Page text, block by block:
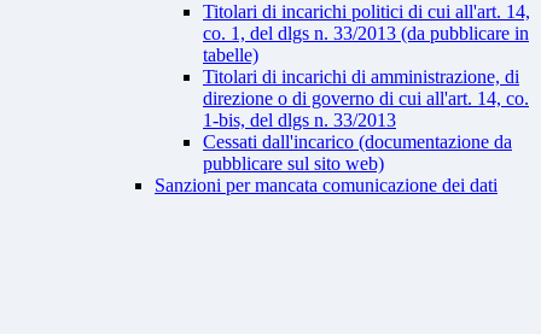
Titolari di incarichi politici di cui all'art. 14,
co. 1, del dlgs n. 33/2013 (da pubblicare in
tabelle)
Titolari di incarichi di amministrazione, di
direzione o di governo di cui all'art. 14, co.
1-bis, del dlgs n. 33/2013
Cessati dall'incarico (documentazione da
pubblicare sul sito web)
Sanzioni per mancata comunicazione dei dati